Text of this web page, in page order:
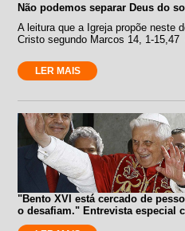
Não podemos separar Deus do
A leitura que a Igreja propõe neste
Cristo segundo Marcos 14, 1-
LER MAIS
"Bento XVI está cercado de
o desafiam." Entrevista especial